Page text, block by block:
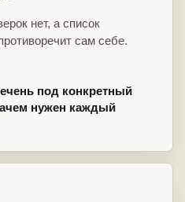
нет, а список
сам себе.
под конкретный
нужен каждый